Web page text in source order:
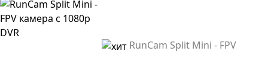
RunCam Split Mini - FPV